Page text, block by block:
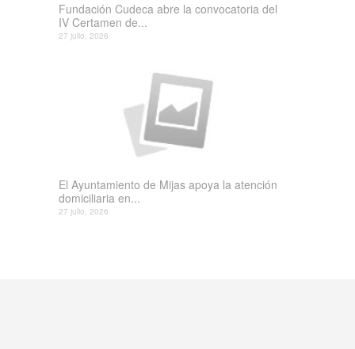
Fundación Cudeca abre la convocatoria del
IV Certamen de...
27 julio, 2026
El Ayuntamiento de Mijas apoya la atención
domiciliaria en...
27 julio, 2026